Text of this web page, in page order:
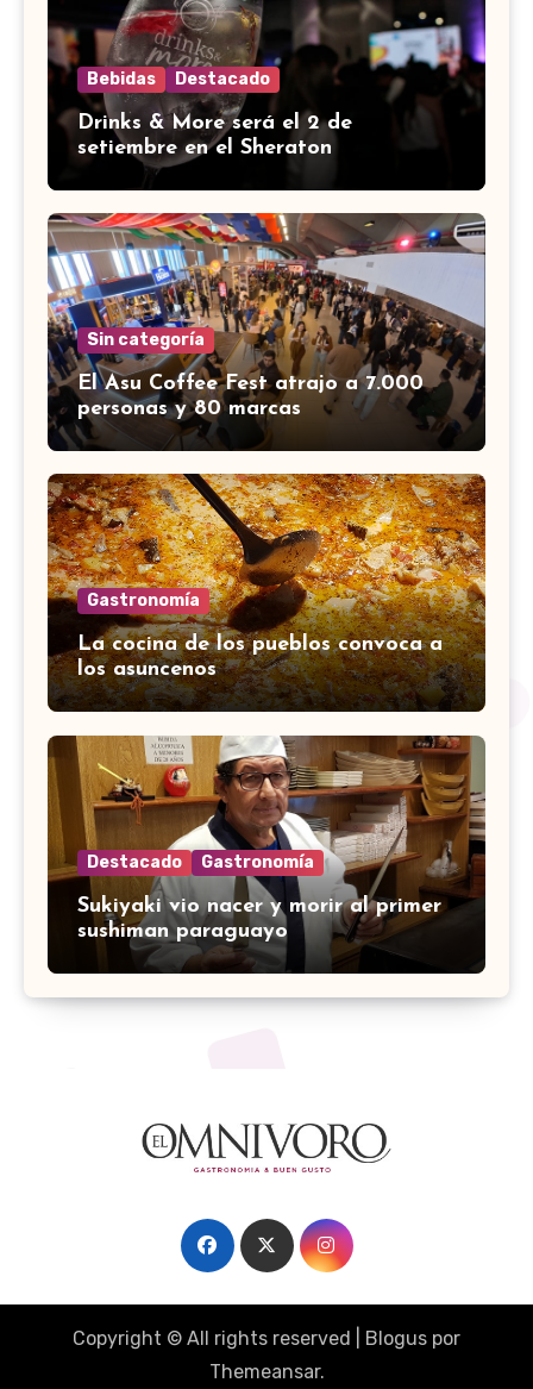
Bebidas Destacado
Drinks & More será el 2 de
setiembre en el Sheraton
Sin categoría
El Asu Coffee Fest atrajo a 7.000
personas y 80 marcas
Gastronomía
La cocina de los pueblos convoca a
los asuncenos
Destacado Gastronomía
Sukiyaki vio nacer y morir al primer
sushiman paraguayo
Copyright © All rights reserved Blogus por
Themeansar.